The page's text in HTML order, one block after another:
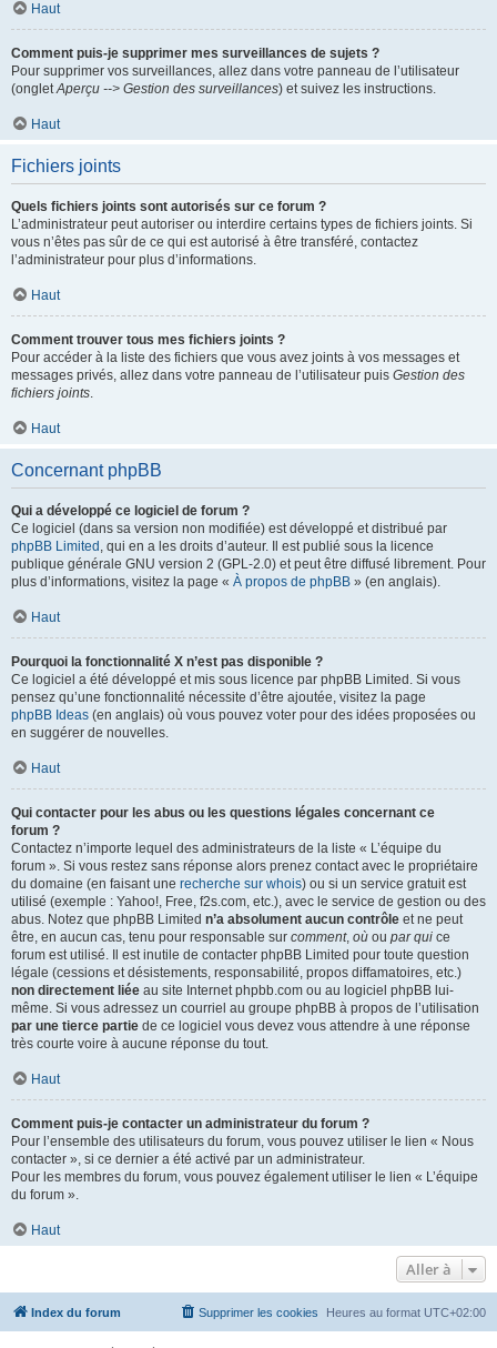
Haut
Comment puis-je supprimer mes surveillances de sujets ?
Pour supprimer vos surveillances, allez dans votre panneau de l’utilisateur
(ongletAperçu --> Gestion des surveillances) et suivez les instructions.
Haut
Fichiers joints
Quels fichiers joints sont autorisés sur ce forum ?
L’administrateur peut autoriser ou interdire certains types de fichiers joints. Si
vous n’êtes pas sûr de ce qui est autorisé à être transféré, contactez
l’administrateur pour plus d’informations.
Haut
Comment trouver tous mes fichiers joints ?
Pour accéder à la liste des fichiers que vous avez joints à vos messages et
messages privés, allez dans votre panneau de l’utilisateur puis Gestion des
fichiers joints.
Haut
Concernant phpBB
Qui a développé ce logiciel de forum ?
Ce logiciel (dans sa version non modifiée) est développé et distribué par
phpBB Limited , qui en a les droits d’auteur. Il est publié sous la licence
publique générale GNU version 2 (GPL-2.0) et peut être diffusé librement. Pour
plus d’informations, visitez la page « À propos de phpBB » (en anglais).
Haut
Pourquoi la fonctionnalité X n’est pas disponible ?
Ce logiciel a été développé et mis sous licence par phpBB Limited. Si vous
pensez qu’une fonctionnalité nécessite d’être ajoutée, visitez la page
phpBB Ideas (en anglais) où vous pouvez voter pour des idées proposées ou
en suggérer de nouvelles.
Haut
Qui contacter pour les abus ou les questions légales concernant ce
forum ?
Contactez n’importe lequel des administrateurs de la liste « L’équipe du
forum ». Si vous restez sans réponse alors prenez contact avec le propriétaire
du domaine (en faisant une recherche sur whois) ou si un service gratuit est
utilisé (exemple : Yahoo!, Free, f2s.com, etc.), avec le service de gestion ou des
abus. Notez que phpBB Limited n’a absolument aucun contrôle et ne peut
être, en aucun cas, tenu pour responsable sur comment, où ou par qui ce
forum est utilisé. Il est inutile de contacter phpBB Limited pour toute question
légale (cessions et désistements, responsabilité, propos diffamatoires, etc.)
non directement liée au site Internet phpbb.com ou au logiciel phpBB lui-
même. Si vous adressez un courriel au groupe phpBB à propos de l’utilisation
par une tierce partie de ce logiciel vous devez vous attendre à une réponse
très courte voire à aucune réponse du tout.
Haut
Comment puis-je contacter un administrateur du forum ?
Pour l’ensemble des utilisateurs du forum, vous pouvez utiliser le lien « Nous
contacter », si ce dernier a été activé par un administrateur.
Pour les membres du forum, vous pouvez également utiliser le lien « L’équipe
du forum ».
Haut
Aller à
Index du forum Heures au format UTC+02:00
Supprimer les cookies